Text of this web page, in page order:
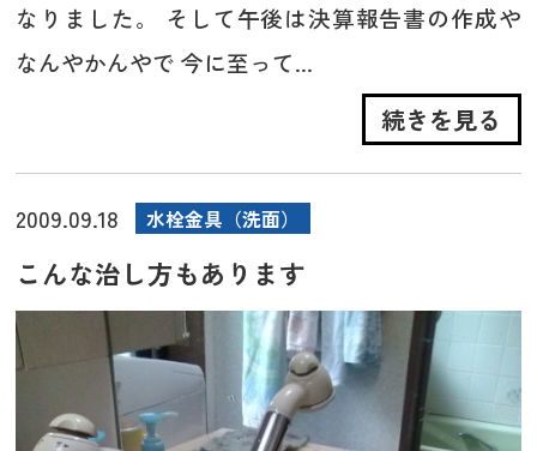
なりました。 そして午後は決算報告書の作成や
なんやかんやで 今に至って...
続きを見る
2009.09.18 水栓金具（洗面）
こんな治し方もあります